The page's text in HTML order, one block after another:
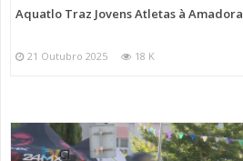
Aquatlo Traz Jovens Atletas à Amadora
21 Outubro 2025 18 K